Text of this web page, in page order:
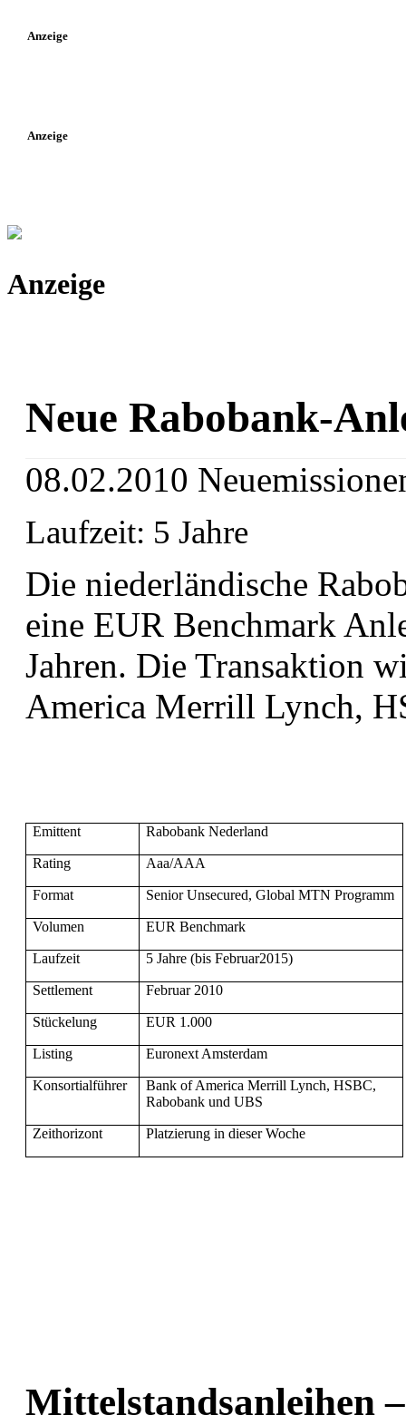
Anzeige
Anzeige
Anzeige
Neue Rabobank-
08.02.2010
Laufzeit: 5 Jahre
Die niederländische
eine EUR Benchmark
Jahren. Die Transaktion
America Merrill Lynch,
Emittent Rabobank Nederland
Rating Aaa/AAA
Format Senior Unsecured, Global MTN Programm
Volumen EUR Benchmark
Laufzeit 5 Jahre (bis Februar2015)
Settlement Februar 2010
Stückelung EUR 1.000
Listing Euronext Amsterdam
Konsortialführer
Bank of America Merrill Lynch, HSBC,
Rabobank und UBS
Zeithorizont Platzierung in dieser Woche
Mittelstandsanleihen